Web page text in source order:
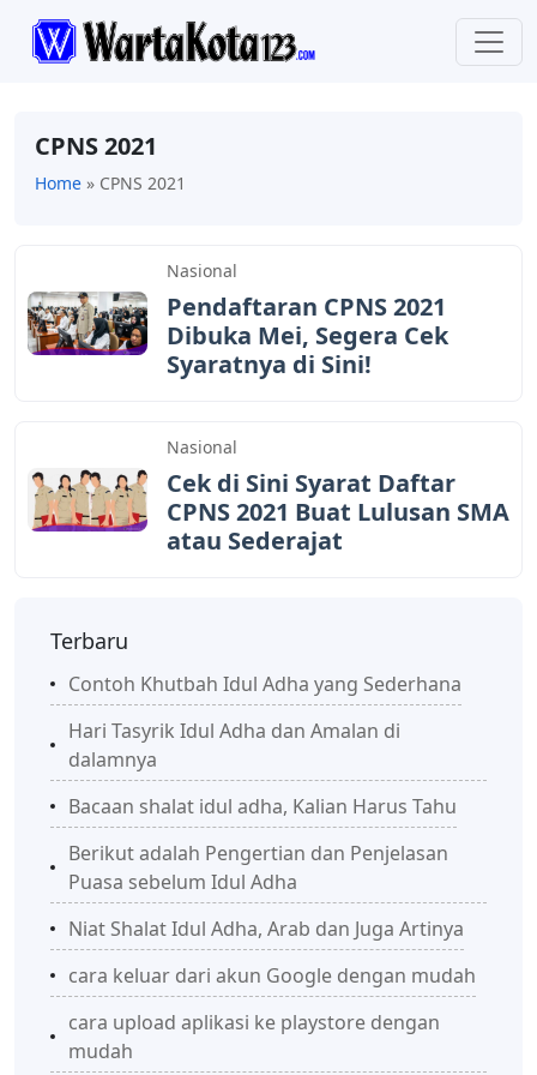
CPNS 2021
Home » CPNS 2021
Nasional
Pendaftaran CPNS 2021
Dibuka Mei, Segera Cek
Syaratnya di Sini!
Nasional
Cek di Sini Syarat Daftar
CPNS 2021 Buat Lulusan SMA
atau Sederajat
Terbaru
Contoh Khutbah Idul Adha yang Sederhana
Hari Tasyrik Idul Adha dan Amalan di
dalamnya
Bacaan shalat idul adha, Kalian Harus Tahu
Berikut adalah Pengertian dan Penjelasan
Puasa sebelum Idul Adha
Niat Shalat Idul Adha, Arab dan Juga Artinya
cara keluar dari akun Google dengan mudah
cara upload aplikasi ke playstore dengan
mudah